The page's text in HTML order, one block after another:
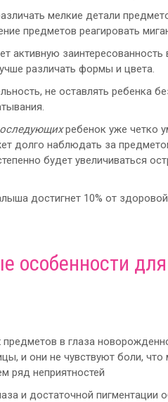
мелкие детали
предметов реагировать
активную заинтересованность
различать формы и цвета.
не оставлять ребенка
ребенок уже четко
долго наблюдать за
будет увеличиваться
достигнет 10% от
особенности
в глаза
и они не чувствуют боли,
ряд неприятностей
и достаточной пигментации